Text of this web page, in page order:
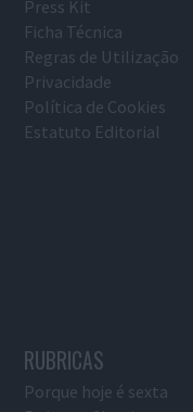
Press Kit
Ficha Técnica
Regras de Utilização
Privacidade
Política de Cookies
Estatuto Editorial
RUBRICAS
Porque hoje é sexta